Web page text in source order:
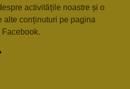
activitățile noastre și o
alte conținuturi pe pagina
Facebook.